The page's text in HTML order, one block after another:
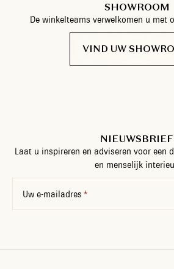
SHOWROOM
De winkelteams verwelkomen u met
VIND UW
NIEUWSBRIEF
Laat u inspireren en adviseren voor een
en menselijk
Uw e-mailadres